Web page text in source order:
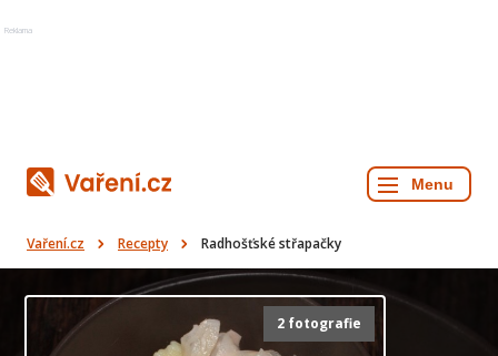
Reklama
Vaření.cz Recepty Radhošťské střapačky
2 fotografie